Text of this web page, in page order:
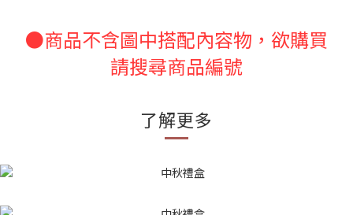
●商品不含圖中搭配內容物，欲購買
請搜尋商品編號
了解更多